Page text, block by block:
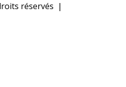
réservés |